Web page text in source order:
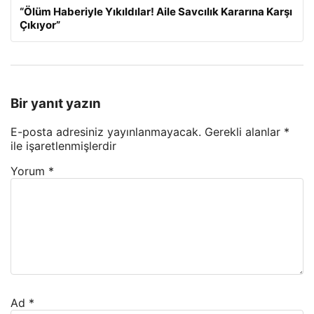
“Ölüm Haberiyle Yıkıldılar! Aile Savcılık Kararına Karşı
Çıkıyor”
Bir yanıt yazın
E-posta adresiniz yayınlanmayacak. Gerekli alanlar *
ile işaretlenmişlerdir
Yorum *
Ad *